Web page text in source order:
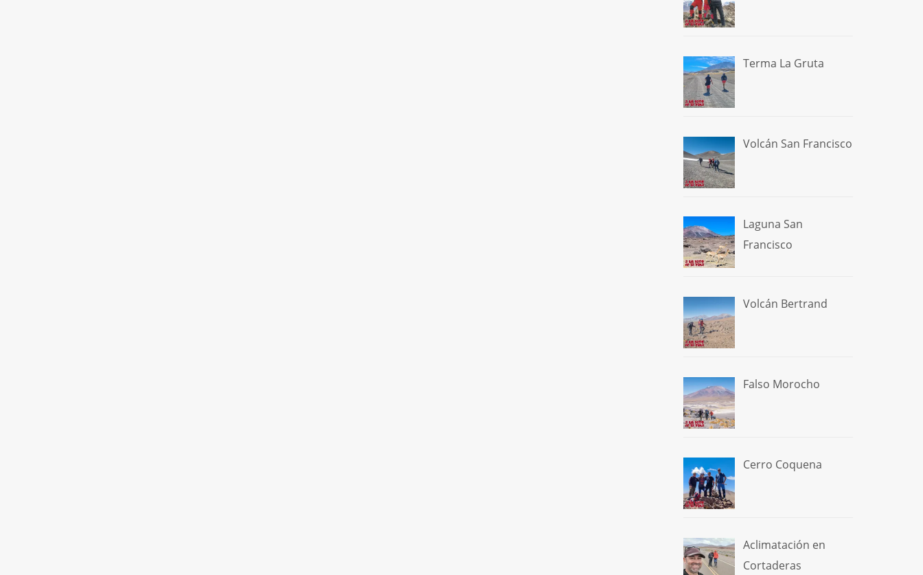
Terma La Gruta
Volcán San Francisco
Laguna San
Francisco
Volcán Bertrand
Falso Morocho
Cerro Coquena
Aclimatación en
Cortaderas